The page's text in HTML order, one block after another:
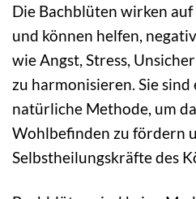
Die Bachblüten wirken
und können helfen,
wie Angst, Stress,
zu harmonisieren. Sie sind
natürliche Methode, um
Wohlbefinden zu fördern
Selbstheilungskräfte des